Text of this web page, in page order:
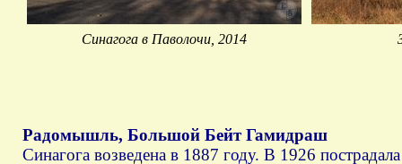
Синагога в Паволочи, 2014
Радомышль, Большой Бейт Гамидраш
Синагога возведена в 1887 году. В 1926